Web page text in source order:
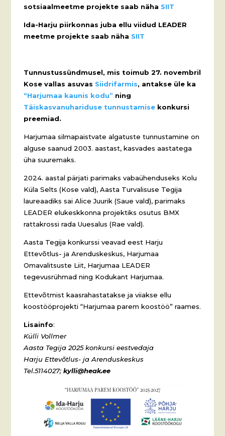
sotsiaalmeetme projekte saab näha SIIT
Ida-Harju piirkonnas juba ellu viidud LEADER
meetme projekte saab näha SIIT
Tunnustussündmusel, mis toimub 27. novembril
Kose vallas asuvas Siidrifarmis, antakse üle ka
“Harjumaa kaunis kodu” ning
Täiskasvanuhariduse tunnustamise konkursi
preemiad.
Harjumaa silmapaistvate algatuste tunnustamine on
alguse saanud 2003. aastast, kasvades aastatega
üha suuremaks.
2024. aastal pärjati parimaks vabaühenduseks Kolu
Küla Selts (Kose vald), Aasta Turvalisuse Tegija
laureaadiks sai Alice Juurik (Saue vald), parimaks
LEADER elukeskkonna projektiks osutus BMX
rattakrossi rada Uuesalus (Rae vald).
Aasta Tegija konkurssi veavad eest Harju
Ettevõtlus- ja Arenduskeskus, Harjumaa
Omavalitsuste Liit, Harjumaa LEADER
tegevusrühmad ning Kodukant Harjumaa.
Ettevõtmist kaasrahastatakse ja viiakse ellu
koostööprojekti “Harjumaa parem koostöö” raames.
Lisainfo:
Külli Vollmer
Aasta Tegija 2025 konkursi eestvedaja
Harju Ettevõtlus- ja Arenduskeskus
Tel.5114027;kylli@heak.ee